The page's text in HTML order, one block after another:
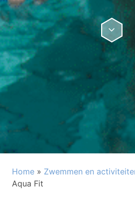
Home » Zwemmen en
Aqua Fit